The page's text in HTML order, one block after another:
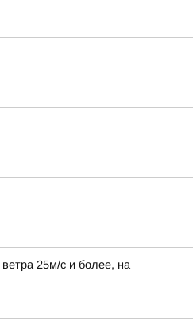
25м/с и более, на